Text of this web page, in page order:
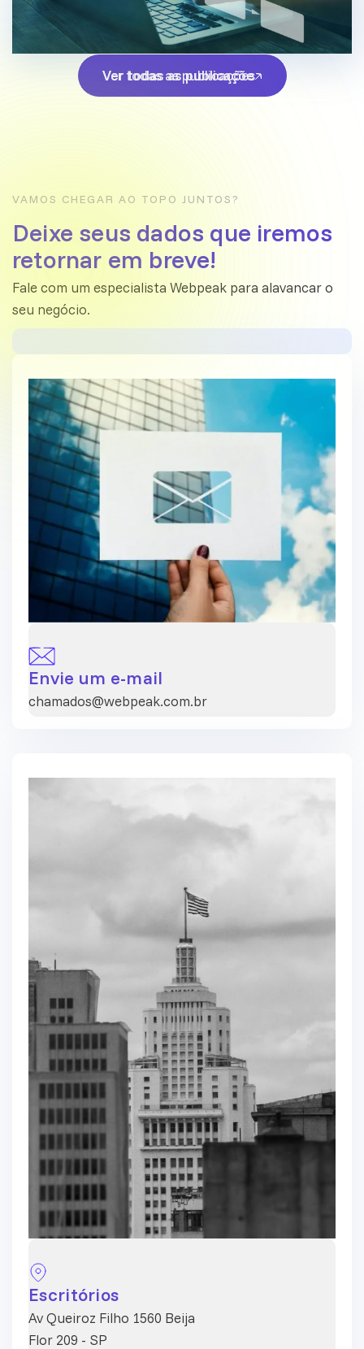
Ver todas as publicações
Ver todas as publicações
VAMOS CHEGAR AO TOPO JUNTOS?
Deixe seus dados que iremos
retornar em breve!
Fale com um especialista Webpeak para alavancar o
seu negócio.
Envie um e-mail
chamados@webpeak.com.br
Escritórios
Av Queiroz Filho 1560 Beija
Flor 209 - SP